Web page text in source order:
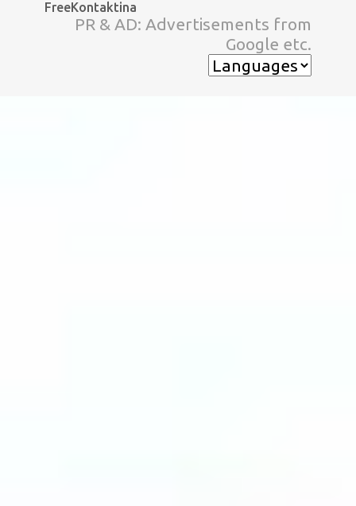
スキップしてメイン コンテンツに移動
FreeKontaktina
PR & AD: Advertisements from
Google etc.